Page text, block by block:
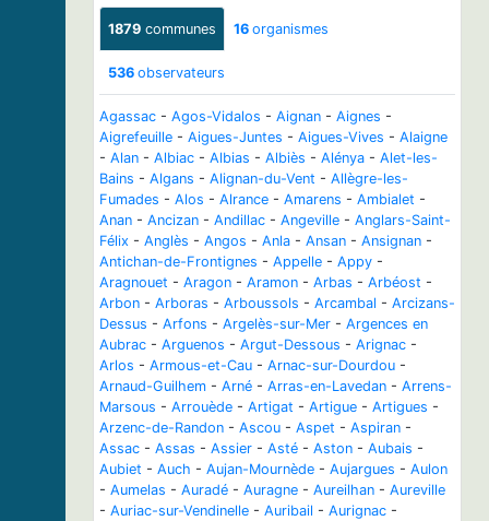
1879 communes 16 organismes
536 observateurs
Agassac - Agos-Vidalos - Aignan - Aignes -
Aigrefeuille - Aigues-Juntes - Aigues-Vives - Alaigne
- Alan - Albiac - Albias - Albiès - Alénya - Alet-les-
Bains - Algans - Alignan-du-Vent - Allègre-les-
Fumades - Alos - Alrance - Amarens - Ambialet -
Anan - Ancizan - Andillac - Angeville - Anglars-Saint-
Félix - Anglès - Angos - Anla - Ansan - Ansignan -
Antichan-de-Frontignes - Appelle - Appy -
Aragnouet - Aragon - Aramon - Arbas - Arbéost -
Arbon - Arboras - Arboussols - Arcambal - Arcizans-
Dessus - Arfons - Argelès-sur-Mer - Argences en
Aubrac - Arguenos - Argut-Dessous - Arignac -
Arlos - Armous-et-Cau - Arnac-sur-Dourdou -
Arnaud-Guilhem - Arné - Arras-en-Lavedan - Arrens-
Marsous - Arrouède - Artigat - Artigue - Artigues -
Arzenc-de-Randon - Ascou - Aspet - Aspiran -
Assac - Assas - Assier - Asté - Aston - Aubais -
Aubiet - Auch - Aujan-Mournède - Aujargues - Aulon
- Aumelas - Auradé - Auragne - Aureilhan - Aureville
- Auriac-sur-Vendinelle - Auribail - Aurignac -